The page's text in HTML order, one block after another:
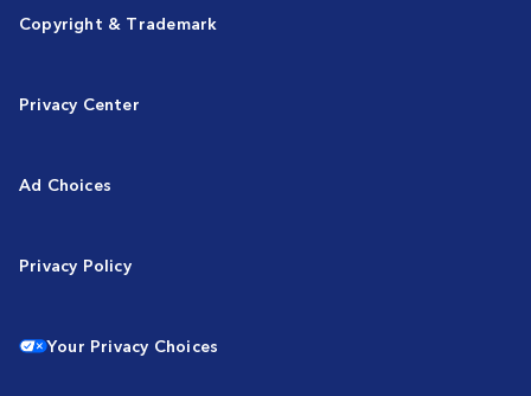
Copyright & Trademark
Privacy Center
Ad Choices
Privacy Policy
Your Privacy Choices